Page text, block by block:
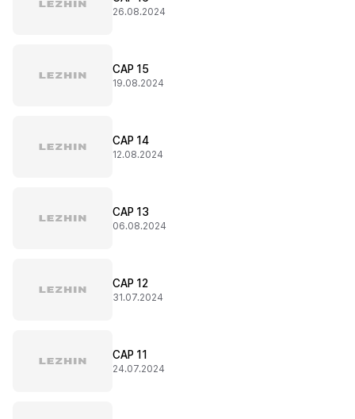
26.08.2024
CAP 15
19.08.2024
CAP 14
12.08.2024
CAP 13
06.08.2024
CAP 12
31.07.2024
CAP 11
24.07.2024